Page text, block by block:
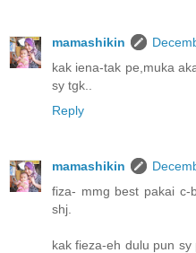
mamashikin
kak iena-tak pe,muka
sy tgk..
Reply
mamashikin
fiza- mmg best pakai c-
shj.
kak fieza-eh dulu pun